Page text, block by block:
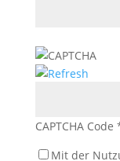
CAPTCHA Code
Mit der